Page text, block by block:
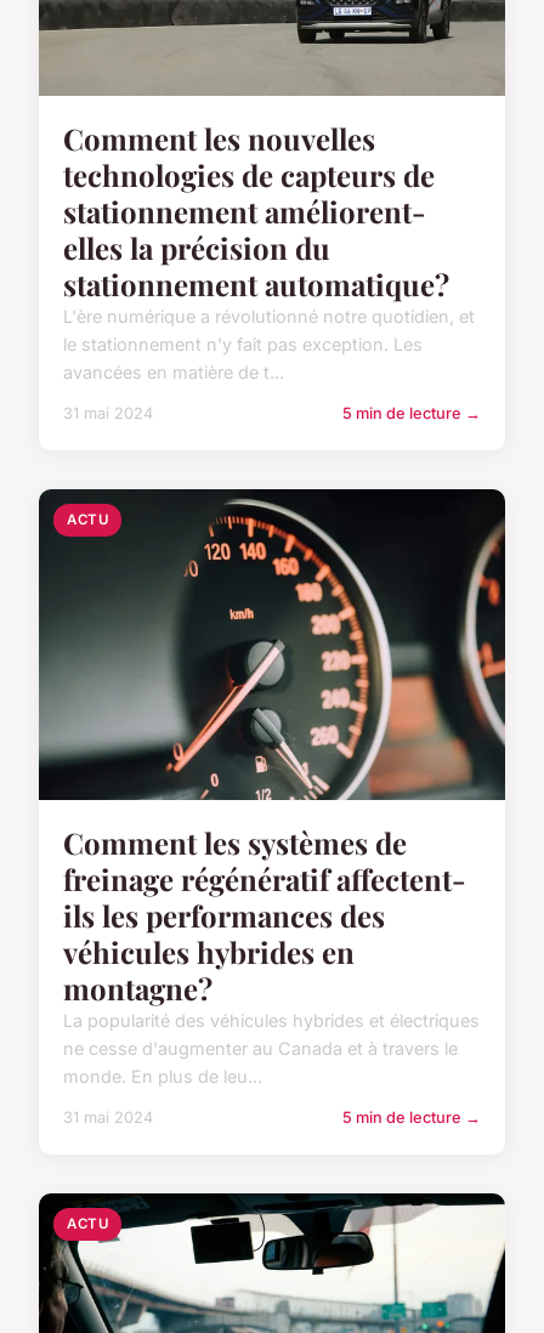
Comment les nouvelles
technologies de capteurs de
stationnement améliorent-
elles la précision du
stationnement automatique?
L'ère numérique a révolutionné notre quotidien, et
le stationnement n'y fait pas exception. Les
avancées en matière de t...
31 mai 2024 5 min de lecture →
ACTU
Comment les systèmes de
freinage régénératif affectent-
ils les performances des
véhicules hybrides en
montagne?
La popularité des véhicules hybrides et électriques
ne cesse d'augmenter au Canada et à travers le
monde. En plus de leu...
31 mai 2024 5 min de lecture →
ACTU